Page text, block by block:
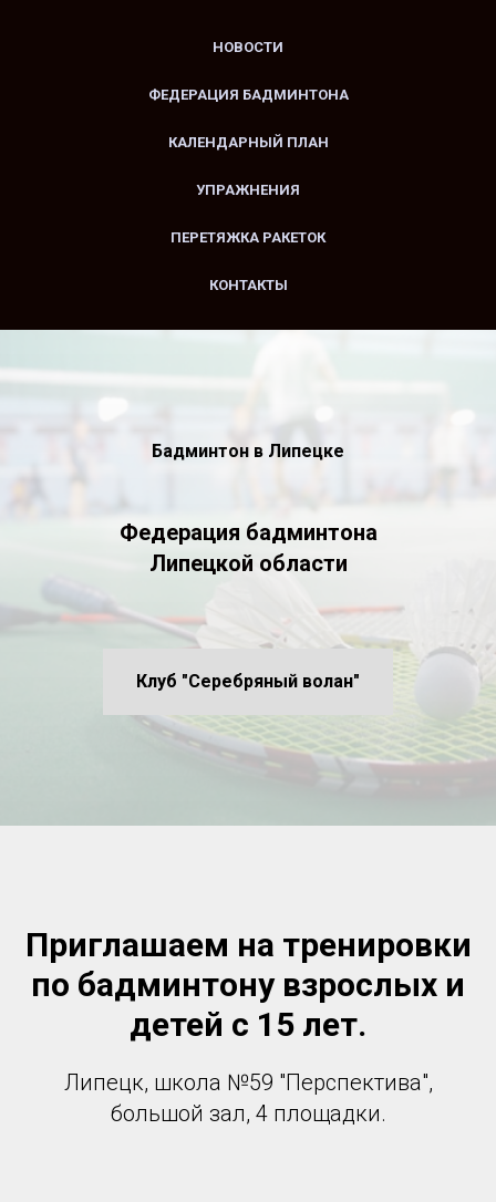
НОВОСТИ
ФЕДЕРАЦИЯ БАДМИНТОНА
КАЛЕНДАРНЫЙ ПЛАН
УПРАЖНЕНИЯ
ПЕРЕТЯЖКА РАКЕТОК
КОНТАКТЫ
Бадминтон в Липецке
Федерация бадминтона
Липецкой области
Клуб "Серебряный волан"
Приглашаем на тренировки
по бадминтону взрослых и
детей с 15 лет.
Липецк, школа №59 "Перспектива",
большой зал, 4 площадки.